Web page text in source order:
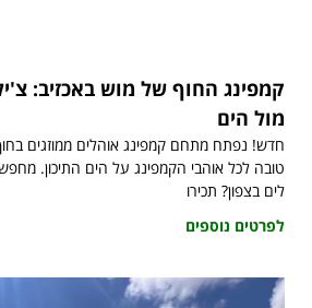
קמפינג החוף של מוש באכזיב:
מול הים
חדש! נפתח מתחם קמפינג אוהלים ממוזגים
טובה לכל אוהבי הקמפינג על הים התיכון.
לים בצפון? תכירו
לפרטים נוספים